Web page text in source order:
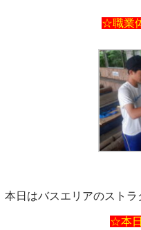
☆職業
本日はバスエリアのストラ
☆本